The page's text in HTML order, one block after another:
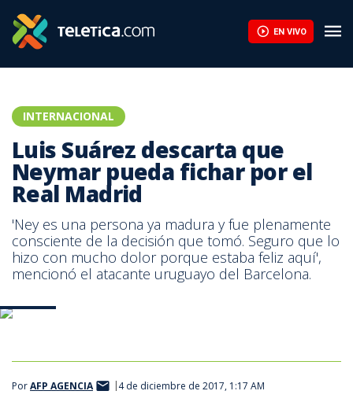
EN VIVO
INTERNACIONAL
Luis Suárez descarta que
Neymar pueda fichar por el
Real Madrid
'Ney es una persona ya madura y fue plenamente
consciente de la decisión que tomó. Seguro que lo
hizo con mucho dolor porque estaba feliz aquí',
mencionó el atacante uruguayo del Barcelona.
PorAFP AGENCIA 4 de diciembre de 2017, 1:17 AM